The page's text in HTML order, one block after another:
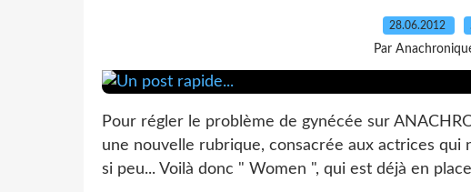
28.06.2012
Par
Pour régler le problème de gynécée sur
une nouvelle rubrique, consacrée aux actrices
si peu... Voilà donc " Women ", qui est déjà en